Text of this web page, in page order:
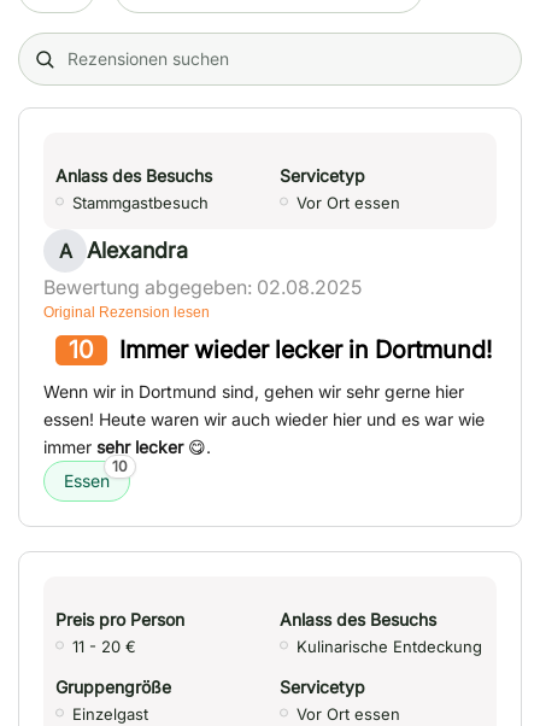
Search (title/text)
Anlass des Besuchs
Stammgastbesuch
Servicetyp
Vor Ort essen
A Alexandra
Bewertung abgegeben: 02.08.2025
Original Rezension lesen
10 Immer wieder lecker in Dortmund!
Wenn wir in Dortmund sind, gehen wir sehr gerne hier
essen! Heute waren wir auch wieder hier und es war wie
immer sehr lecker😋.
Essen
10
Preis pro Person
11 - 20 €
Anlass des Besuchs
Kulinarische Entdeckung
Gruppengröße
Einzelgast
Servicetyp
Vor Ort essen